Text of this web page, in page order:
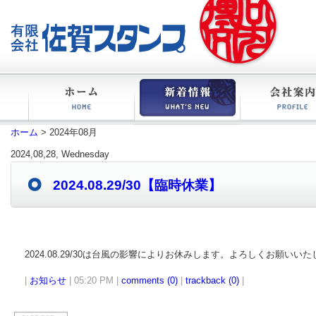
ホーム
ホーム > 2024年08月
2024,08,28, Wednesday
2024.08.29/30【臨時休業】
2024.08.29/30は台風の影響によりお休みします。よろしくお願いいた
お知らせ | 05:20 PM | comments (0) trackback (0)